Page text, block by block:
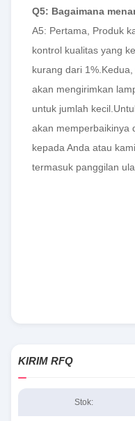
Q5: Bagaimana
A5: Pertama, Produk
kontrol kualitas yang
kurang dari
akan mengirimkan
untuk jumlah
akan memperbaikinya
kepada Anda atau
termasuk panggilan
KIRIM RFQ
Stok: